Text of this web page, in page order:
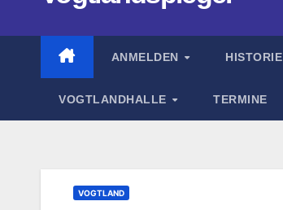
ANMELDEN HISTORIE
VOGTLANDHALLE TERMINE
VOGTLAND